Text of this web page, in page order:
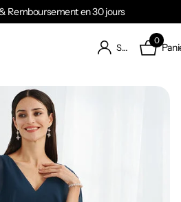
Remboursement en 30 jours
S'identifier
0